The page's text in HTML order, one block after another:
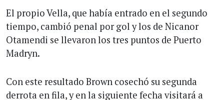
El propio Vella, que había entrado en el segundo
tiempo, cambió penal por gol y los de Nicanor
Otamendi se llevaron los tres puntos de Puerto
Madryn.
Con este resultado Brown cosechó su segunda
derrota en fila, y en la siguiente fecha visitará a